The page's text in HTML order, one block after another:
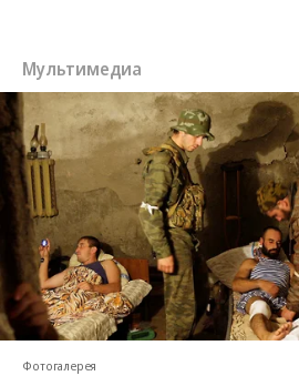
Мультимедиа
Фотогалерея